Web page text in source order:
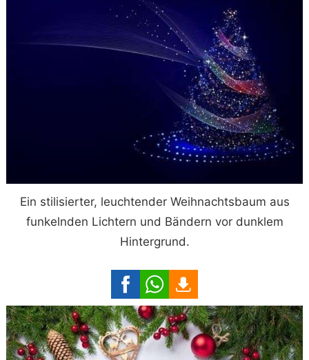
Ein stilisierter, leuchtender Weihnachtsbaum aus
funkelnden Lichtern und Bändern vor dunklem
Hintergrund.